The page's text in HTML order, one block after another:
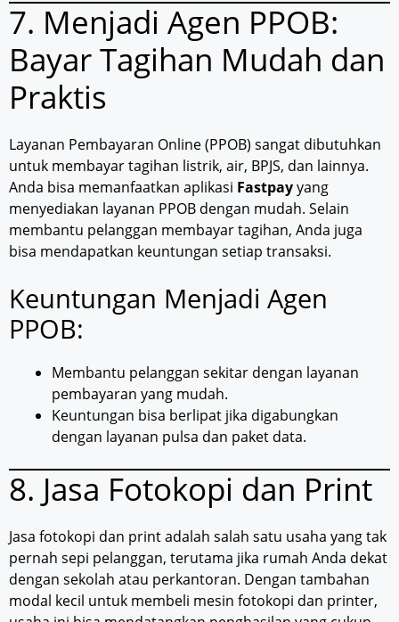
7. Menjadi Agen PPOB:
Bayar Tagihan Mudah dan
Praktis
Layanan Pembayaran Online (PPOB) sangat dibutuhkan
untuk membayar tagihan listrik, air, BPJS, dan lainnya.
Anda bisa memanfaatkan aplikasi Fastpayyang
menyediakan layanan PPOB dengan mudah. Selain
membantu pelanggan membayar tagihan, Anda juga
bisa mendapatkan keuntungan setiap transaksi.
Keuntungan Menjadi Agen
PPOB:
Membantu pelanggan sekitar dengan layanan
pembayaran yang mudah.
Keuntungan bisa berlipat jika digabungkan
dengan layanan pulsa dan paket data.
8. Jasa Fotokopi dan Print
Jasa fotokopi dan print adalah salah satu usaha yang tak
pernah sepi pelanggan, terutama jika rumah Anda dekat
dengan sekolah atau perkantoran. Dengan tambahan
modal kecil untuk membeli mesin fotokopi dan printer,